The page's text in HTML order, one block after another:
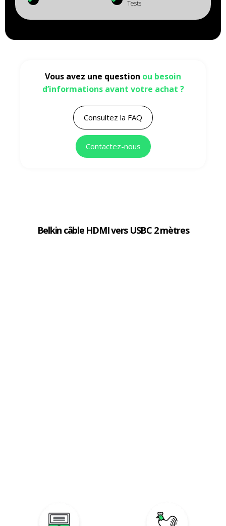
Tests
Vous avez une question ou besoin
d’informations avant votre achat ?
Consultez la FAQ
Contactez-nous
Belkin câble HDMI vers USBC 2 mètres